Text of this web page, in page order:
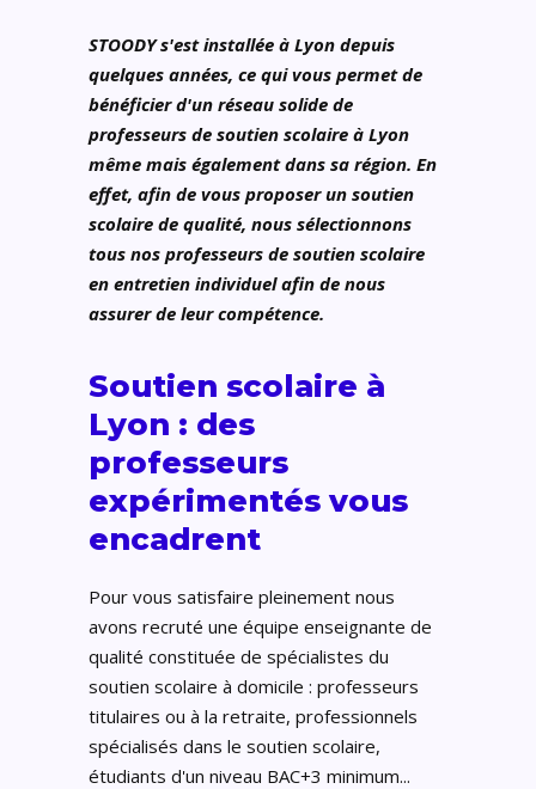
STOODY s'est installée à Lyon depuis
quelques années, ce qui vous permet de
bénéficier d'un réseau solide de
professeurs de soutien scolaire à Lyon
même mais également dans sa région. En
effet, afin de vous proposer un soutien
scolaire de qualité, nous sélectionnons
tous nos professeurs de soutien scolaire
en entretien individuel afin de nous
assurer de leur compétence.
Soutien scolaire à
Lyon : des
professeurs
expérimentés vous
encadrent
Pour vous satisfaire pleinement nous
avons recruté une équipe enseignante de
qualité constituée de spécialistes du
soutien scolaire à domicile : professeurs
titulaires ou à la retraite, professionnels
spécialisés dans le soutien scolaire,
étudiants d'un niveau BAC+3 minimum...